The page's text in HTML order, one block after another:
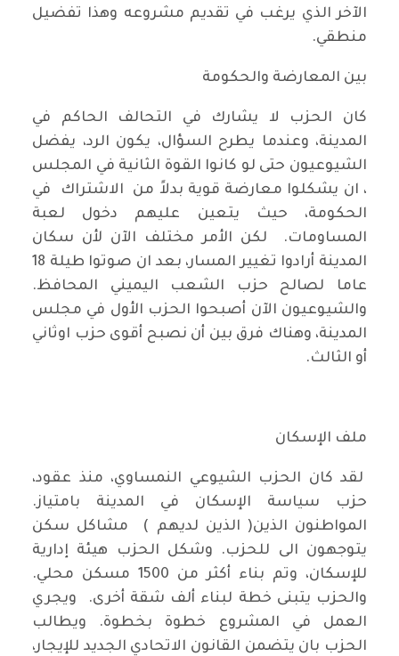
الآخر الذي يرغب في تقديم مشروعه وهذا تفضيل
منطقي.
بين المعارضة والحكومة
كان الحزب لا يشارك في التحالف الحاكم في
المدينة، وعندما يطرح السؤال، يكون الرد، يفضل
الشيوعيون حتى لو كانوا القوة الثانية في المجلس
، ان يشكلوا معارضة قوية بدلاً من الاشتراك في
الحكومة، حيث يتعين عليهم دخول لعبة
المساومات. لكن الأمر مختلف الآن لأن سكان
المدينة أرادوا تغيير المسار، بعد ان صوتوا طيلة 18
عاما لصالح حزب الشعب اليميني المحافظ.
والشيوعيون الآن أصبحوا الحزب الأول في مجلس
المدينة، وهناك فرق بين أن نصبح أقوى حزب اوثاني
أو الثالث.
ملف الإسكان
لقد كان الحزب الشيوعي النمساوي، منذ عقود،
حزب سياسة الإسكان في المدينة بامتياز.
المواطنون الذين( الذين لديهم ) مشاكل سكن
يتوجهون الى للحزب. وشكل الحزب هيئة إدارية
للإسكان، وتم بناء أكثر من 1500 مسكن محلي.
والحزب يتبنى خطة لبناء ألف شقة أخرى. ويجري
العمل في المشروع خطوة بخطوة. ويطالب
الحزب بان يتضمن القانون الاتحادي الجديد للإيجار،